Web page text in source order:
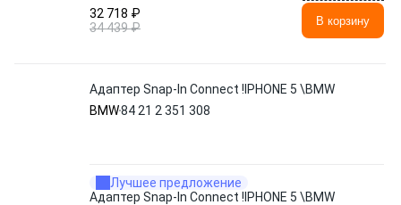
32 718 ₽
34 439 ₽
В корзину
Адаптер Snap-In Connect !IPHONE 5 \BMW
BMW84 21 2 351 308
Лучшее предложение
Адаптер Snap-In Connect !IPHONE 5 \BMW